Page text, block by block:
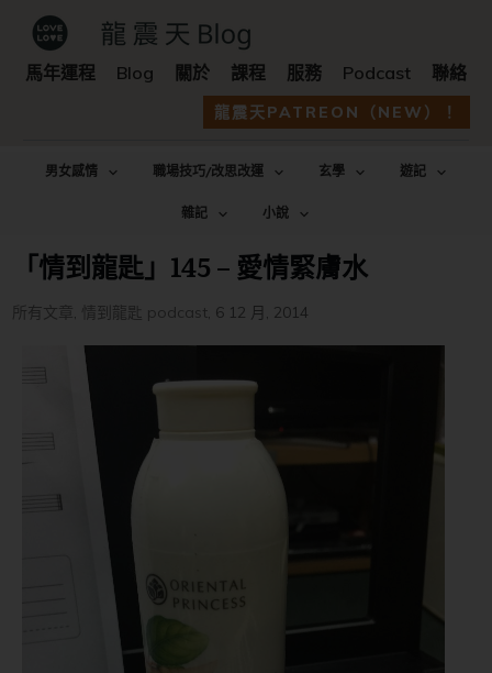
馬年運程 Blog 關於 課程 服務 Podcast 聯絡
龍震天PATREON（NEW）！
男女感情 職場技巧/改思改運 玄學
遊記
雜記
小說
「情到龍匙」145 – 愛情緊膚水
所有文章 , 情到龍匙 podcast, 6 12 月, 2014